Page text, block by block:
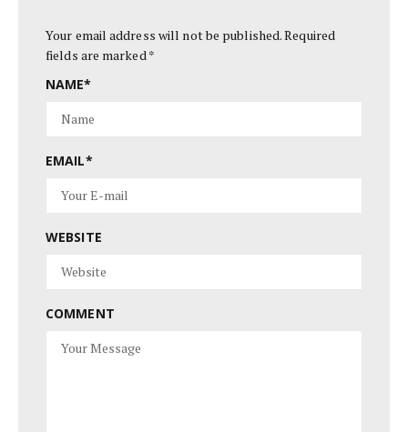
Your email address will not be published.Required
fields are marked *
NAME*
EMAIL*
WEBSITE
COMMENT